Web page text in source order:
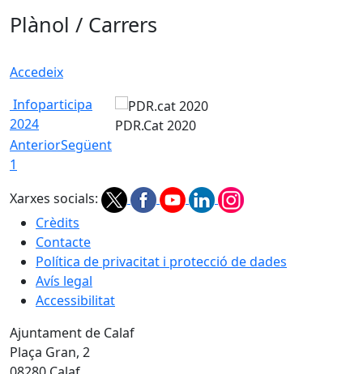
Plànol / Carrers
Accedeix
Infoparticipa
2024
PDR.Cat 2020
AnteriorSegüent
1
Xarxes socials:
Crèdits
Contacte
Política de privacitat i protecció de dades
Avís legal
Accessibilitat
Ajuntament de Calaf
Plaça Gran, 2